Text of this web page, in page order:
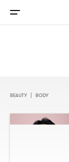
BEAUTY BODY